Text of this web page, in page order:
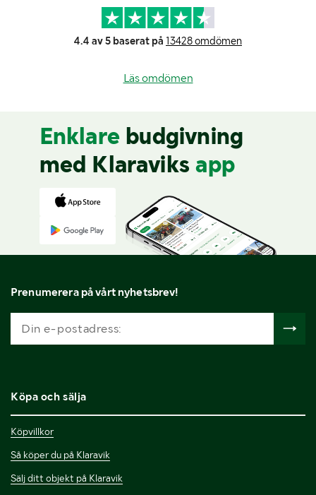
4.4 av 5 baserat på 13428 omdömen
Läs omdömen
Enklare budgivning
med Klaraviks app
Prenumerera på vårt nyhetsbrev!
Köpa och sälja
Köpvillkor
Så köper du på Klaravik
Sälj ditt objekt på Klaravik